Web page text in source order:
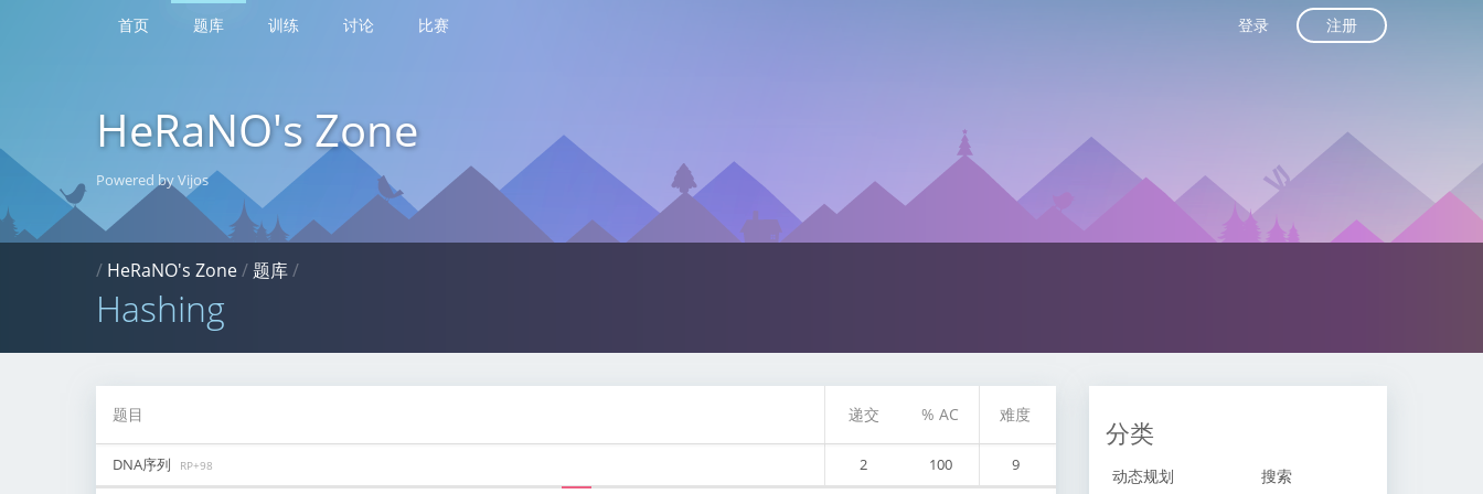
首页 题库 训练 讨论 比赛 登录 注册
HeRaNO's Zone
Powered by Vijos
/ HeRaNO's Zone/题库/
Hashing
题目 递交 % AC 难度
DNA序列 RP+98 2 100 9
分类
动态规划 搜索